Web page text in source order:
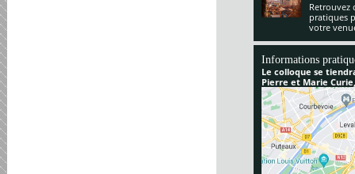
Retrouvez
pratiques
votre
Informations
Le colloque se
Pierre et Marie